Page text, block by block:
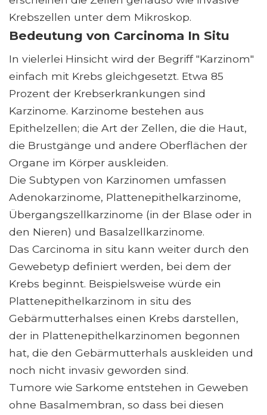
Krebszellen unter dem Mikroskop.
Bedeutung von Carcinoma In Situ
In vielerlei Hinsicht wird der Begriff "Karzinom"
einfach mit Krebs gleichgesetzt. Etwa 85
Prozent der Krebserkrankungen sind
Karzinome. Karzinome bestehen aus
Epithelzellen; die Art der Zellen, die die Haut,
die Brustgänge und andere Oberflächen der
Organe im Körper auskleiden.
Die Subtypen von Karzinomen umfassen
Adenokarzinome, Plattenepithelkarzinome,
Übergangszellkarzinome (in der Blase oder in
den Nieren) und Basalzellkarzinome.
Das Carcinoma in situ kann weiter durch den
Gewebetyp definiert werden, bei dem der
Krebs beginnt. Beispielsweise würde ein
Plattenepithelkarzinom in situ des
Gebärmutterhalses einen Krebs darstellen,
der in Plattenepithelkarzinomen begonnen
hat, die den Gebärmutterhals auskleiden und
noch nicht invasiv geworden sind.
Tumore wie Sarkome entstehen in Geweben
ohne Basalmembran, so dass bei diesen